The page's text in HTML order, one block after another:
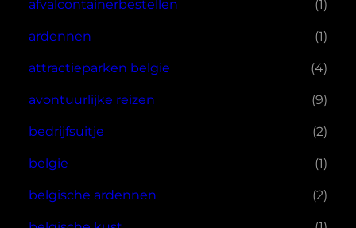
afvalcontainerbestellen (1)
ardennen (1)
attractieparken belgie (4)
avontuurlijke reizen (9)
bedrijfsuitje (2)
belgie (1)
belgische ardennen (2)